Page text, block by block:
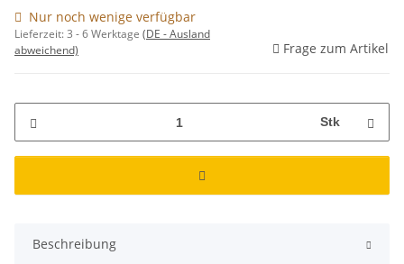
Nur noch wenige verfügbar
Lieferzeit:3 - 6 Werktage (DE - Ausland
abweichend)
Frage zum Artikel
Stk
Beschreibung